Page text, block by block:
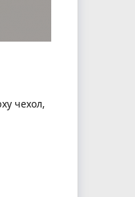
чехол,